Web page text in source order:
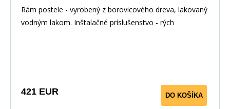
Rám postele - vyrobený z borovicového dreva, lakovaný
vodným lakom. Inštalačné príslušenstvo - rých
421 EUR DO KOŠÍKA